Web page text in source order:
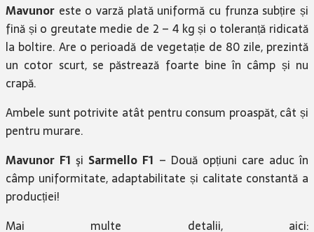
Mavunor este o varză plată uniformă cu frunza subțire și
fină și o greutate medie de 2 – 4 kg și o toleranță ridicată
la boltire. Are o perioadă de vegetație de 80 zile, prezintă
un cotor scurt, se păstrează foarte bine în câmp și nu
crapă.
Ambele sunt potrivite atât pentru consum proaspăt, cât și
pentru murare.
Mavunor F1 şi Sarmello F1 – Două opțiuni care aduc în
câmp uniformitate, adaptabilitate și calitate constantă a
producției!
Mai multe detalii, aici: